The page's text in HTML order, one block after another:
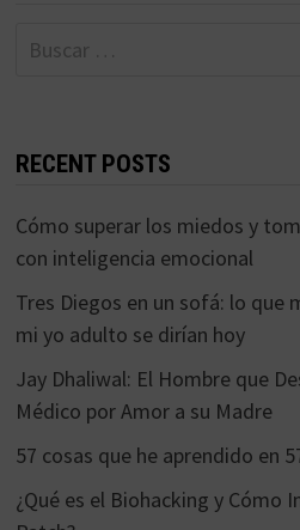
Buscar:
RECENT POSTS
Cómo superar los miedos y
con inteligencia emocional
Tres Diegos en un sofá: lo que
mi yo adulto se dirían hoy
Jay Dhaliwal: El Hombre que
Médico por Amor a su Madre
57 cosas que he aprendido en
¿Qué es el Biohacking y Cómo